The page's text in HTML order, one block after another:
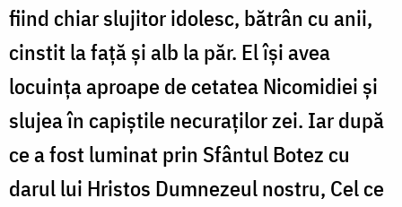
fiind chiar slujitor idolesc, bătrân cu anii,
cinstit la față și alb la păr. El își avea
locuința aproape de cetatea Nicomidiei și
slujea în capiștile necuraților zei. Iar după
ce a fost luminat prin Sfântul Botez cu
darul lui Hristos Dumnezeul nostru, Cel ce